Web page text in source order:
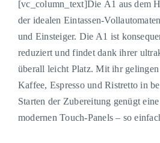
[vc_column_text]Die A1 aus dem
deridealen Eintassen-Vollautomaten
und Einsteiger. Die A1 ist
reduziert und findet dankihrer
überall leicht Platz. Mit ihrgelingen
Kaffee, EspressoundRistretto in
Starten der Zubereitung genügt
modernen Touch-Panels – so